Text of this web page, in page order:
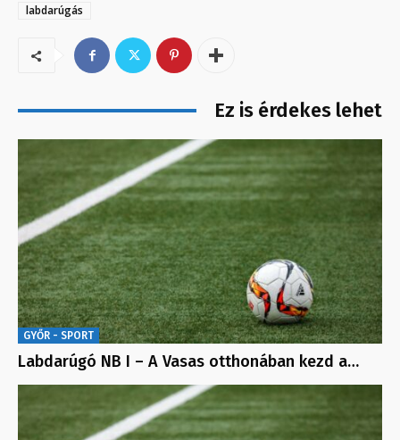
labdarúgás
Ez is érdekes lehet
GYŐR - SPORT
Labdarúgó NB I – A Vasas otthonában kezd a…